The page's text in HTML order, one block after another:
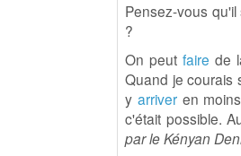
Pensez-vous
?
On peut faire de
Quand je courais
y arriveren
c'était possible.
par le Kényan